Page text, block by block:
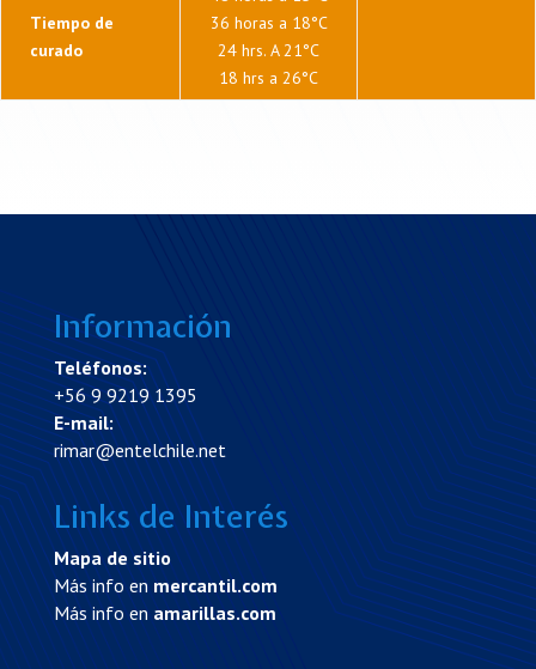
Tiempo de
curado
36 horas a 18°C
24 hrs. A 21°C
18 hrs a 26°C
Información
Teléfonos:
+56 9 9219 1395
E-mail:
rimar@entelchile.net
Links de Interés
Mapa de sitio
Más info en mercantil.com
Más info en amarillas.com